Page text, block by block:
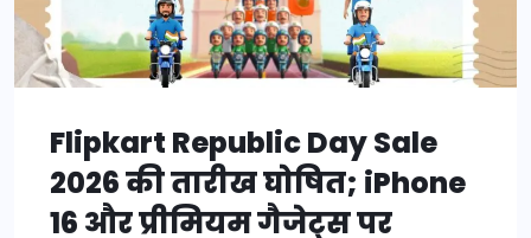
Flipkart Republic Day Sale
2026 की तारीख घोषित; iPhone
16 और प्रीमियम गैजेट्स पर